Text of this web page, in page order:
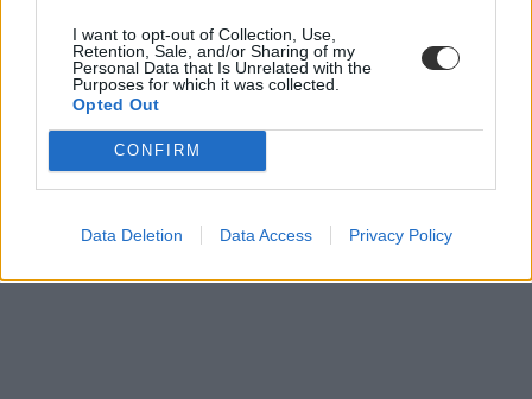
I want to opt-out of Collection, Use,
Retention, Sale, and/or Sharing of my
Personal Data that Is Unrelated with the
Purposes for which it was collected.
Opted Out
CONFIRM
Data Deletion Data Access Privacy Policy